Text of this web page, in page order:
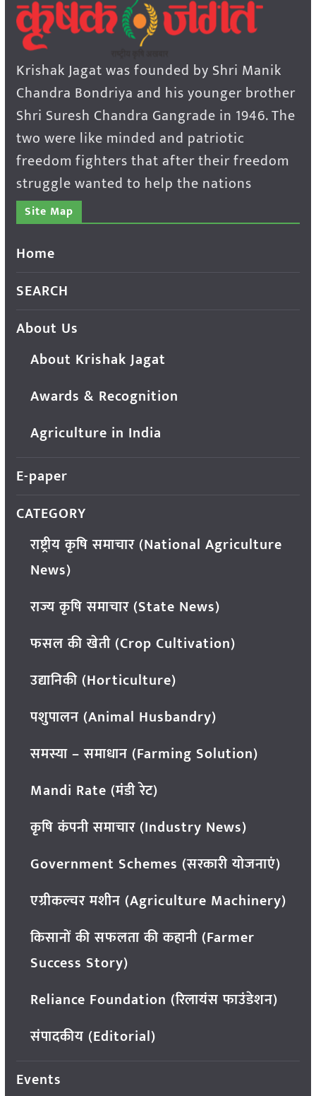
Krishak Jagat was founded by Shri Manik
Chandra Bondriya and his younger brother
Shri Suresh Chandra Gangrade in 1946. The
two were like minded and patriotic
freedom fighters that after their freedom
struggle wanted to help the nations
Site Map
Home
SEARCH
About Us
About Krishak Jagat
Awards & Recognition
Agriculture in India
E-paper
CATEGORY
राष्ट्रीय कृषि समाचार (National Agriculture
News)
राज्य कृषि समाचार (State News)
फसल की खेती (Crop Cultivation)
उद्यानिकी (Horticulture)
पशुपालन (Animal Husbandry)
समस्या – समाधान (Farming Solution)
Mandi Rate (मंडी रेट)
कृषि कंपनी समाचार (Industry News)
Government Schemes (सरकारी योजनाएं)
एग्रीकल्चर मशीन (Agriculture Machinery)
किसानों की सफलता की कहानी (Farmer
Success Story)
Reliance Foundation (रिलायंस फाउंडेशन)
संपादकीय (Editorial)
Events